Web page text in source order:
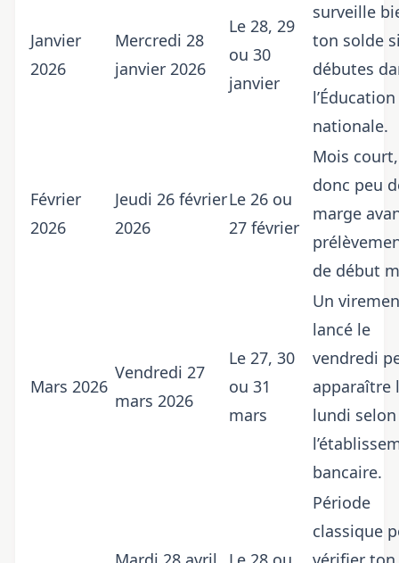
Janvier
2026
Mercredi 28
janvier 2026
Le 28, 29
ou 30
janvier
surveille
ton solde
débutes
l’Éducation
nationale.
Février
2026
Jeudi 26 février
2026
Le 26 ou
27 février
Mois court,
donc peu
marge
de début
Mars 2026
Vendredi 27
mars 2026
Le 27, 30
ou 31
mars
Un
lancé le
vendredi
apparaître
lundi selon
bancaire.
Période
classique